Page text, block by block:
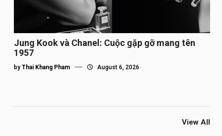
Jung Kook và Chanel: Cuộc gặp gỡ mang tên
1957
by Thai Khang Pham August 6, 2026
View All